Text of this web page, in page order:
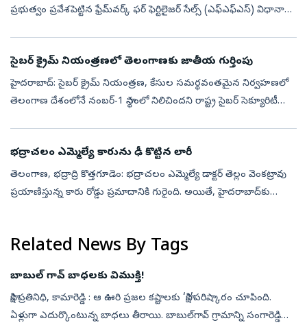
ప్రభుత్వం ప్రవేశపెట్టిన ఫ్రేమ్‌వర్క్‌ ఫర్‌ ఫెర్టిలైజర్‌ సేల్స్‌ (ఎఫ్‌ఎఫ్‌ఎస్‌) విధానా
సైబర్ క్రైమ్ నియంత్రణలో తెలంగాణకు జాతీయ గుర్తింపు
హైదరాబాద్: సైబర్ క్రైమ్ నియంత్రణ, కేసుల సమర్థవంతమైన నిర్వహణలో
తెలంగాణ దేశంలోనే నంబర్-1 స్థానంలో నిలిచిందని రాష్ట్ర సైబర్ సెక్యూరిటీ
భద్రాచలం ఎమ్మెల్యే కారును ఢీ కొట్టిన లారీ
తెలంగాణ, భద్రాద్రి కొత్తగూడెం: భద్రాచలం ఎమ్మెల్యే డాక్టర్ తెల్లం వెంకట్రావు
ప్రయాణిస్తున్న కారు రోడ్డు ప్రమాదానికి గురైంది. అయితే, హైదరాబాద్‌కు
Related News By Tags
బాబుల్‌ గావ్‌ బాధలకు విముక్తి!
సాక్షి ప్రతినిధి, కామారెడ్డి : ఆ ఊరి ప్రజల కష్టాలకు ‘సాక్షి’పరిష్కారం చూపింది.
ఏళ్లుగా ఎదుర్కొంటున్న బాధలు తీరాయి. బాబుల్‌గావ్‌ గ్రామాన్ని సంగారెడ్డి